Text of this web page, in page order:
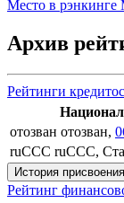
Место в
Архив
Рейтинги
отозван отозван,
ruCCC ruCCC,
История
Рейтинг